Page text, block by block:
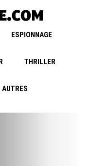
ESPIONNAGE
THRILLER
AUTRES